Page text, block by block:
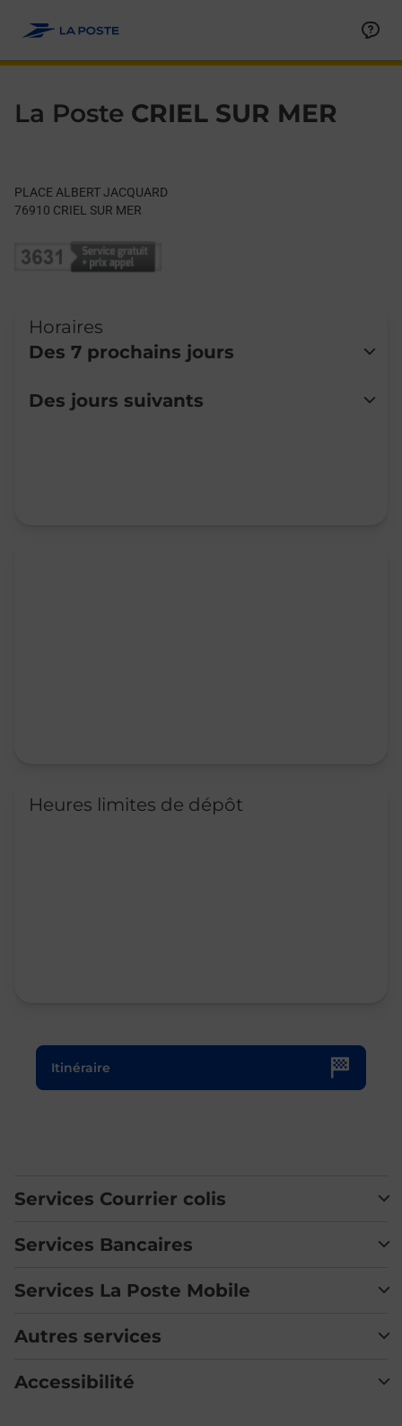
La Poste CRIEL SUR MER
PLACE ALBERT JACQUARD
76910 CRIEL SUR MER
Horaires
Des 7 prochains jours
Lundi
Fermé
Des jours suivants
Heures limites de dépôt
Itinéraire
Le lien s'ouvre dans un nouvel onglet
Services Courrier colis
Services Bancaires
Services La Poste Mobile
Autres services
Accessibilité